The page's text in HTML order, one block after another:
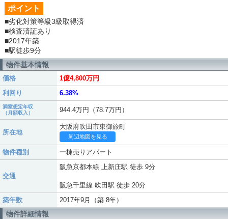
ポイント
■劣化対策等級3級取得済
■検査済証あり
■2017年築
■駅徒歩9分
物件基本情報
価格
1億4,800万円
利回り
6.38%
満室想定年収
（月額収入）
944.4万円（78.7万円）
所在地
大阪府吹田市東御旅町
周辺地図を見る
物件種別 一棟売りアパート
交通
阪急京都本線 上新庄駅 徒歩 9分
阪急千里線 吹田駅 徒歩 20分
築年数
2017年9月（築 8年）
物件詳細情報